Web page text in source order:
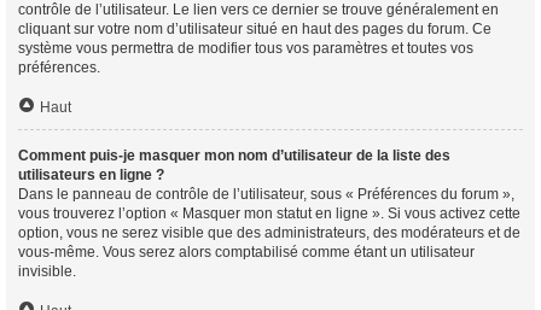
contrôle de l’utilisateur. Le lien vers ce dernier se trouve généralement en
cliquant sur votre nom d’utilisateur situé en haut des pages du forum. Ce
système vous permettra de modifier tous vos paramètres et toutes vos
préférences.
Haut
Comment puis-je masquer mon nom d’utilisateur de la liste des
utilisateurs en ligne ?
Dans le panneau de contrôle de l’utilisateur, sous « Préférences du forum »,
vous trouverez l’option « Masquer mon statut en ligne ». Si vous activez cette
option, vous ne serez visible que des administrateurs, des modérateurs et de
vous-même. Vous serez alors comptabilisé comme étant un utilisateur
invisible.